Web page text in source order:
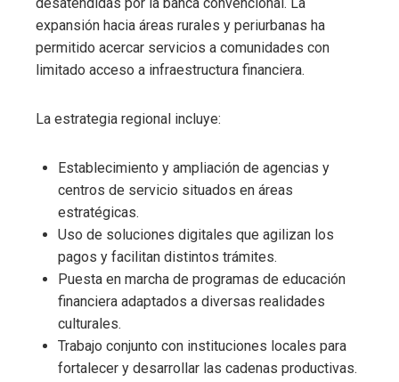
expansión hacia áreas rurales y periurbanas ha
permitido acercar servicios a comunidades con
limitado acceso a infraestructura financiera.
La estrategia regional incluye:
Establecimiento y ampliación de agencias y
centros de servicio situados en áreas
estratégicas.
Uso de soluciones digitales que agilizan los
pagos y facilitan distintos trámites.
Puesta en marcha de programas de educación
financiera adaptados a diversas realidades
culturales.
Trabajo conjunto con instituciones locales para
fortalecer y desarrollar las cadenas productivas.